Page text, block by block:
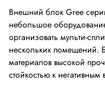
Внешний блок Gree
небольшое
организовать мульти-
нескольких помещений.
материалов высокой
стойкостью к